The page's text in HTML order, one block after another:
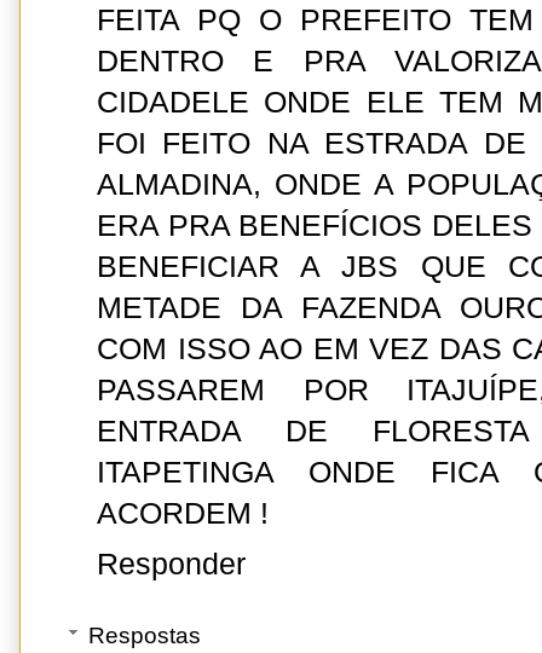
FEITA PQ O PREFEITO
DENTRO E PRA
CIDADELE ONDE ELE TEM
FOI FEITO NA ESTRADA DE
ALMADINA, ONDE A
ERA PRA BENEFÍCIOS
BENEFICIAR A JBS QUE
METADE DA FAZENDA
COM ISSO AO EM VEZ DAS
PASSAREM POR
ENTRADA DE
ITAPETINGA ONDE FICA
ACORDEM !
Responder
Respostas